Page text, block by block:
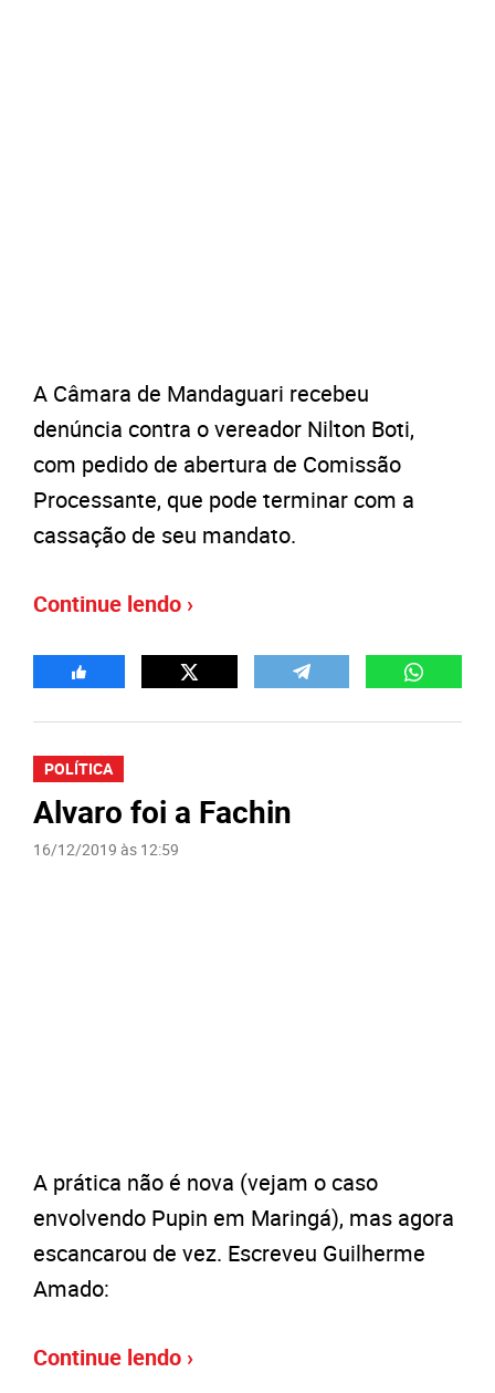
A Câmara de Mandaguari recebeu
denúncia contra o vereador Nilton Boti,
com pedido de abertura de Comissão
Processante, que pode terminar com a
cassação de seu mandato.
Continue lendo ›
POLÍTICA
Alvaro foi a Fachin
16/12/2019 às 12:59
A prática não é nova (vejam o caso
envolvendo Pupin em Maringá), mas agora
escancarou de vez. Escreveu Guilherme
Amado:
Continue lendo ›